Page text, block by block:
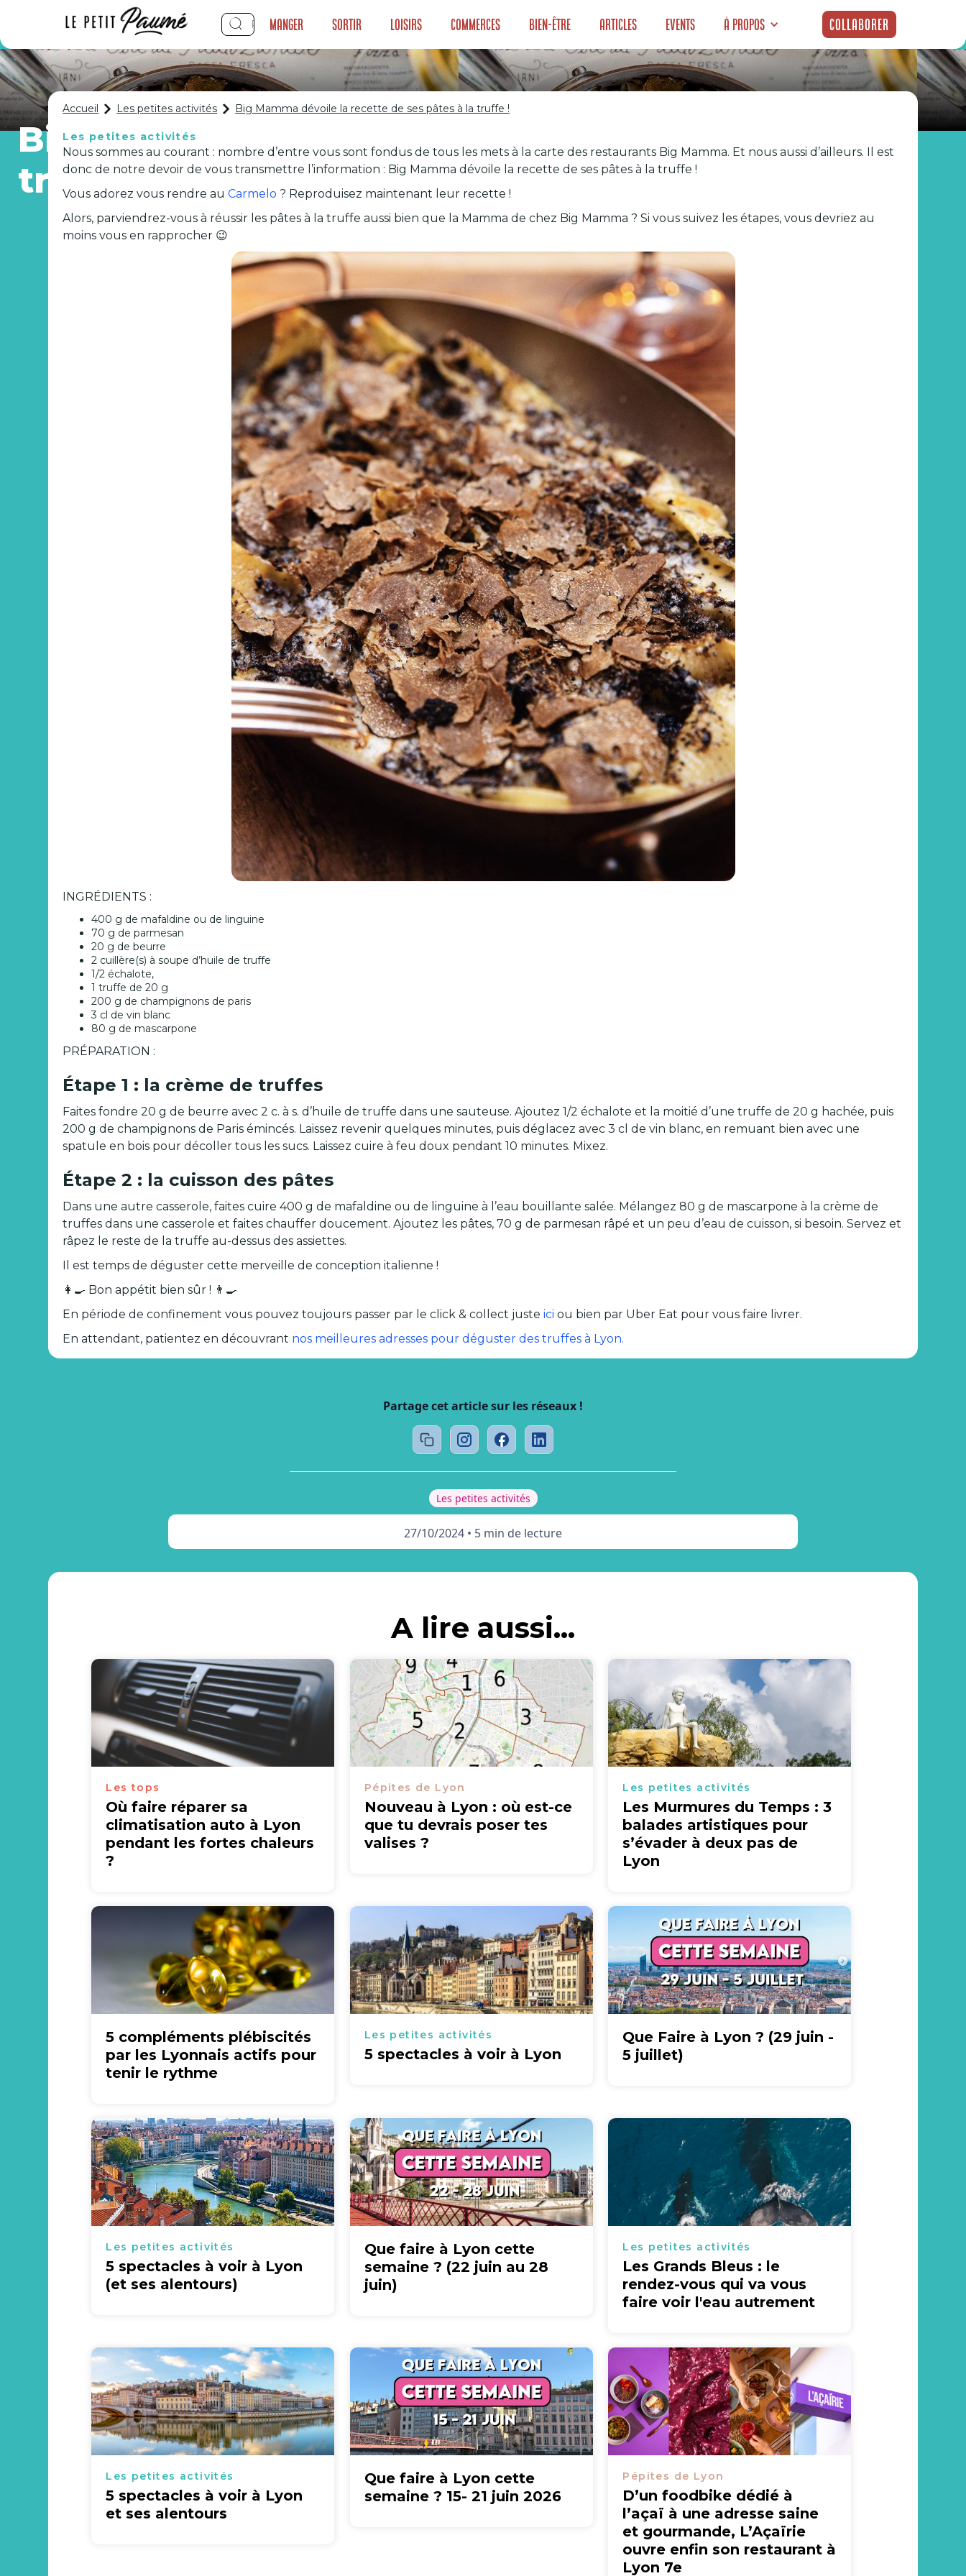
Manger Sortir Loisirs Commerces Bien-être Articles Events À propos Collaborer
Big Mamma dévoile la recette de ses pâtes à la
truffe !
Accueil Les petites activités Big Mamma dévoile la recette de ses pâtes à la truffe !
Les petites activités
Nous sommes au courant : nombre d’entre vous sont fondus de tous les mets à la carte des restaurants Big Mamma. Et nous aussi d’ailleurs. Il est
donc de notre devoir de vous transmettre l’information : Big Mamma dévoile la recette de ses pâtes à la truffe !
Vous adorez vous rendre auCarmelo ? Reproduisez maintenant leur recette !
Alors, parviendrez-vous à réussir les pâtes à la truffe aussi bien que la Mamma de chez Big Mamma ? Si vous suivez les étapes, vous devriez au
moins vous en rapprocher 😉
INGRÉDIENTS :
400 g de mafaldine ou de linguine
70 g de parmesan
20 g de beurre
2 cuillère(s) à soupe d’huile de truffe
1/2 échalote,
1 truffe de 20 g
200 g de champignons de paris
3 cl de vin blanc
80 g de mascarpone
PRÉPARATION :
Étape 1 : la crème de truffes
Faites fondre 20 g de beurre avec 2 c. à s. d’huile de truffe dans une sauteuse. Ajoutez 1/2 échalote et la moitié d’une truffe de 20 g hachée, puis
200 g de champignons de Paris émincés. Laissez revenir quelques minutes, puis déglacez avec 3 cl de vin blanc, en remuant bien avec une
spatule en bois pour décoller tous les sucs. Laissez cuire à feu doux pendant 10 minutes. Mixez.
Étape 2 : la cuisson des pâtes
Dans une autre casserole, faites cuire 400 g de mafaldine ou de linguine à l’eau bouillante salée. Mélangez 80 g de mascarpone à la crème de
truffes dans une casserole et faites chauffer doucement. Ajoutez les pâtes, 70 g de parmesan râpé et un peu d’eau de cuisson, si besoin. Servez et
râpez le reste de la truffe au-dessus des assiettes.
Il est temps de déguster cette merveille de conception italienne !
👩‍🍳 Bon appétit bien sûr ! 👨‍🍳
En période de confinement vous pouvez toujours passer par le click & collect justeici ou bien par Uber Eat pour vous faire livrer.
En attendant, patientez en découvrant nos meilleures adresses pour déguster des truffes à Lyon.
Partage cet article sur les réseaux !
Les petites activités
27/10/2024 • 5 min de lecture
A lire aussi...
Les tops
Où faire réparer sa
climatisation auto à Lyon
pendant les fortes chaleurs
?
Pépites de Lyon
Nouveau à Lyon : où est-ce
que tu devrais poser tes
valises ?
Les petites activités
Les Murmures du Temps : 3
balades artistiques pour
s’évader à deux pas de
Lyon
5 compléments plébiscités
par les Lyonnais actifs pour
tenir le rythme
Les petites activités
5 spectacles à voir à Lyon
Que Faire à Lyon ? (29 juin -
5 juillet)
Les petites activités
5 spectacles à voir à Lyon
(et ses alentours)
Que faire à Lyon cette
semaine ? (22 juin au 28
juin)
Les petites activités
Les Grands Bleus : le
rendez-vous qui va vous
faire voir l'eau autrement
Les petites activités
5 spectacles à voir à Lyon
et ses alentours
Que faire à Lyon cette
semaine ? 15- 21 juin 2026
Pépites de Lyon
D’un foodbike dédié à
l’açaï à une adresse saine
et gourmande, L’Açaïrie
ouvre enfin son restaurant à
Lyon 7e